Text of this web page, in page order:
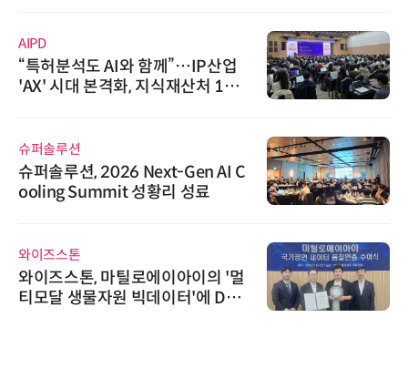
AIPD
“특허분석도 AI와 함께”…IP산업
'AX' 시대 본격화, 지식재산처 1호
슈퍼솔루션
슈퍼솔루션, 2026 Next-Gen AI C
ooling Summit 성황리 성료
와이즈스톤
와이즈스톤, 마틸로에이아이의 '멀
티모달 생물자원 빅데이터'에 DQ